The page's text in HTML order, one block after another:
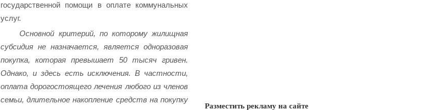
государственной помощи в оплате коммунальных
услуг.
Основной критерий, по которому жилищная
субсидия не назначается, является одноразовая
покупка, которая превышает 50 тысяч гривен.
Однако, и здесь есть исключения. В частности,
оплата дорогостоящего лечения любого из членов
семьи, длительное накопление средств на покупку
Разместить рекламу на сайте